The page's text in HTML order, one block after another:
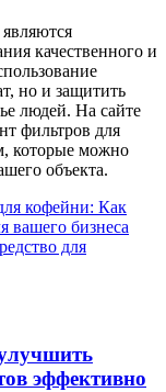
качественного и
но и защитить
людей. На сайте
фильтров для
которые можно
объекта.
кофейни: Как
вашего бизнеса
для
эффективно